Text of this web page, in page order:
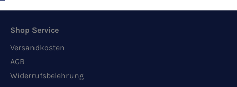
Shop Service
Versandkosten
AGB
Widerrufsbelehrung